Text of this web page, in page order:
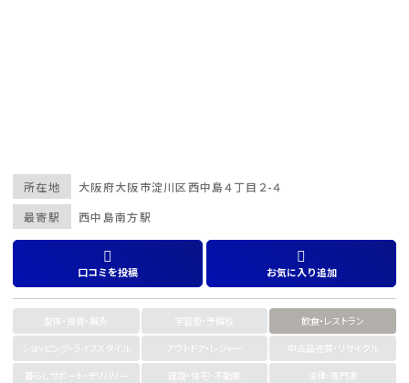
最寄駅 西中島南方駅
所在地 大阪府大阪市淀川区西中島４丁目２-４
口コミを投稿 お気に入り追加
整体・接骨・鍼灸 学習塾・予備校
飲食・レストラン
ショッピング・ライフスタイル
アウトドア・レジャー
中古品売買・リサイクル
暮らしサポート・デリバリー
建設・住宅・不動産 法律・専門家